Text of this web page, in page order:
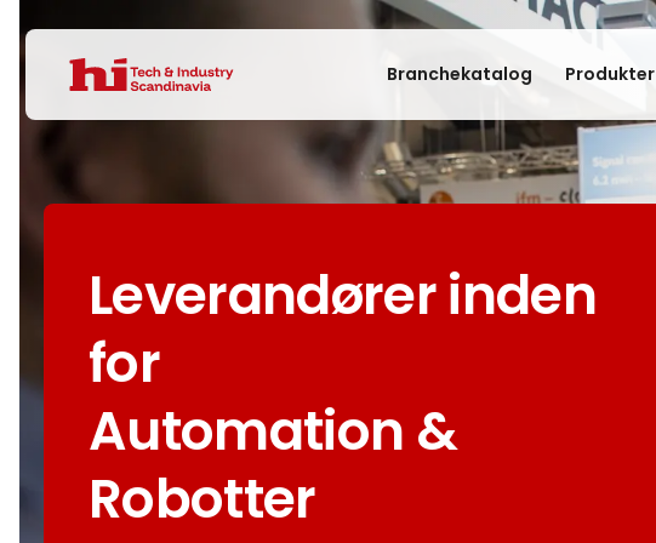
Branchekatalog Produkter
Leverandører inden
for
Automation &
Robotter